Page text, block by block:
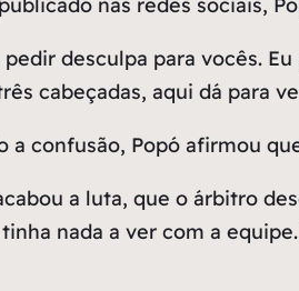
pedir desculpa para vocês.
cabeçadas, aqui dá para
a confusão, Popó afirmou
a luta, que o árbitro
nada a ver com a